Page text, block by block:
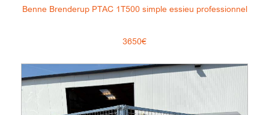
Benne Brenderup PTAC 1T500 simple essieu professionnel
3650€